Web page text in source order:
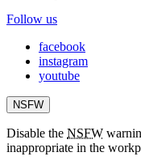
Follow us
facebook
instagram
youtube
NSFW
Disable the NSFW
inappropriate in the